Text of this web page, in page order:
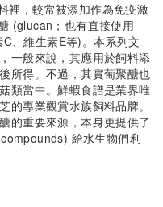
，較常被添加作為免疫激
(glucan；也有直接使用
、維生素E等)。本系列文
一般來說，其應用於飼料添
所得。不過，其實葡聚醣也
類當中。鮮蝦食譜是業界唯
的專業觀賞水族飼料品牌。
的重要來源，本身更提供了
給水生物們利